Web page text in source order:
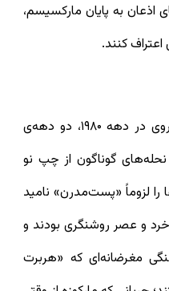
به پایان مارکسیسم،
اعتراف کنند.
با ورشکستگی اتحاد جماهیر شوروی در دهه ۱۹۸۰، دو دهه‌ی
گوناگون از چپ نو
را لزوماً «پست‌مدرن» نامید
و عصر روشنگری بودند و
مغرضانه‌ای که «هربرت